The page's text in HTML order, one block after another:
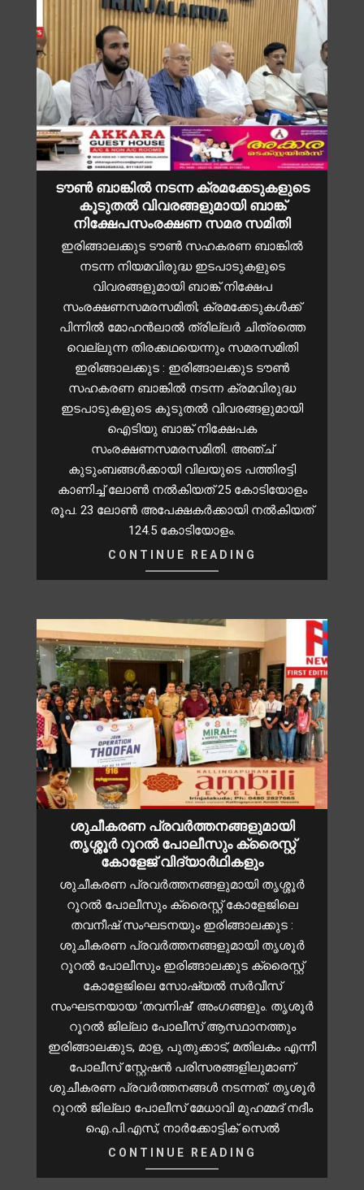
ടൗൺ ബാങ്കിൽ നടന്ന ക്രമക്കേടുകളുടെ
കൂടുതൽ വിവരങ്ങളുമായി ബാങ്ക്
നിക്ഷേപസംരക്ഷണ സമര സമിതി
ഇരിങ്ങാലക്കുട ടൗൺ സഹകരണ ബാങ്കിൽ
നടന്ന നിയമവിരുദ്ധ ഇടപാടുകളുടെ
വിവരങ്ങളുമായി ബാങ്ക് നിക്ഷേപ
സംരക്ഷണസമരസമിതി; ക്രമക്കേടുകൾക്ക്
പിന്നിൽ മോഹൻലാൽ ത്രില്ലർ ചിത്രത്തെ
വെല്ലുന്ന തിരക്കഥയെന്നും സമരസമിതി
ഇരിങ്ങാലക്കുട : ഇരിങ്ങാലക്കുട ടൗൺ
സഹകരണ ബാങ്കിൽ നടന്ന ക്രമവിരുദ്ധ
ഇടപാടുകളുടെ കൂടുതൽ വിവരങ്ങളുമായി
ഐടിയു ബാങ്ക് നിക്ഷേപക
സംരക്ഷണസമരസമിതി. അഞ്ച്
കുടുംബങ്ങൾക്കായി വിലയുടെ പത്തിരട്ടി
കാണിച്ച് ലോൺ നൽകിയത് 25 കോടിയോളം
രൂപ. 23 ലോൺ അപേക്ഷകർക്കായി നൽകിയത്
124.5 കോടിയോളം.
CONTINUE READING
ശുചീകരണ പ്രവർത്തനങ്ങളുമായി
തൃശ്ശൂർ റൂറൽ പോലീസും ക്രൈസ്റ്റ്
കോളേജ് വിദ്യാർഥികളും
ശുചീകരണ പ്രവർത്തനങ്ങളുമായി തൃശ്ശൂർ
റൂറൽ പോലീസും ക്രൈസ്റ്റ് കോളേജിലെ
തവനീഷ് സംഘടനയും ഇരിങ്ങാലക്കുട :
ശുചീകരണ പ്രവർത്തനങ്ങളുമായി തൃശൂർ
റൂറൽ പോലീസും ഇരിങ്ങാലക്കുട ക്രൈസ്റ്റ്
കോളേജിലെ സോഷ്യൽ സർവീസ്
സംഘടനയായ ‘തവനിഷ്’ അംഗങ്ങളും. തൃശൂർ
റൂറൽ ജില്ലാ പോലീസ് ആസ്ഥാനത്തും
ഇരിങ്ങാലക്കുട, മാള, പുതുക്കാട്, മതിലകം എന്നീ
പോലീസ് സ്റ്റേഷൻ പരിസരങ്ങളിലുമാണ്
ശുചീകരണ പ്രവർത്തനങ്ങൾ നടന്നത്. തൃശൂർ
റൂറൽ ജില്ലാ പോലീസ് മേധാവി മുഹമ്മദ് നദീം
ഐ.പി.എസ്, നാർക്കോട്ടിക് സെൽ
CONTINUE READING